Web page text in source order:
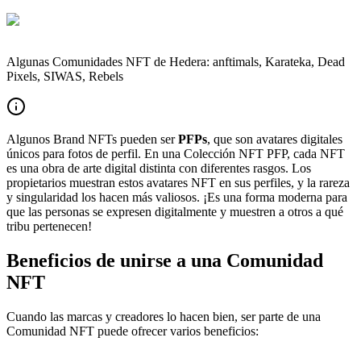
Algunas Comunidades NFT de Hedera: anftimals, Karateka, Dead
Pixels, SIWAS, Rebels
Algunos Brand NFTs pueden serPFPs, que son avatares digitales
únicos para fotos de perfil. En una Colección NFT PFP, cada NFT
es una obra de arte digital distinta con diferentes rasgos. Los
propietarios muestran estos avatares NFT en sus perfiles, y la rareza
y singularidad los hacen más valiosos. ¡Es una forma moderna para
que las personas se expresen digitalmente y muestren a otros a qué
tribu pertenecen!
Beneficios de unirse a una Comunidad
NFT
Cuando las marcas y creadores lo hacen bien, ser parte de una
Comunidad NFT puede ofrecer varios beneficios: